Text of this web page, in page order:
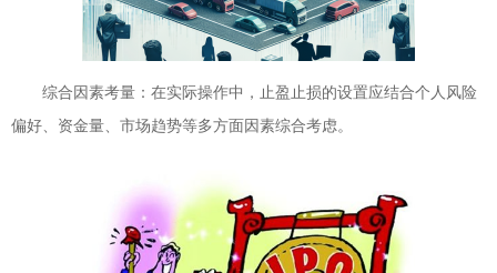
综合因素考量：在实际操作中，止盈止损的设置应结合个人风险
偏好、资金量、市场趋势等多方面因素综合考虑。